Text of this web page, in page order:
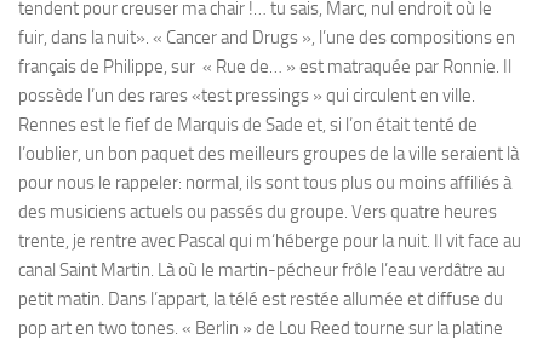
tendent pour creuser ma chair !… tu sais, Marc, nul endroit où le
fuir, dans la nuit». « Cancer and Drugs », l’une des compositions en
français de Philippe, sur « Rue de… » est matraquée par Ronnie. Il
possède l’un des rares «test pressings » qui circulent en ville.
Rennes est le fief de Marquis de Sade et, si l’on était tenté de
l’oublier, un bon paquet des meilleurs groupes de la ville seraient là
pour nous le rappeler: normal, ils sont tous plus ou moins affiliés à
des musiciens actuels ou passés du groupe. Vers quatre heures
trente, je rentre avec Pascal qui m‘héberge pour la nuit. Il vit face au
canal Saint Martin. Là où le martin-pécheur frôle l’eau verdâtre au
petit matin. Dans l’appart, la télé est restée allumée et diffuse du
pop art en two tones. « Berlin » de Lou Reed tourne sur la platine